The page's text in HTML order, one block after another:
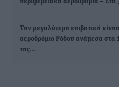
περιφερειακά αεροδρόμια – Στα
Την μεγαλύτερη επιβατική
αεροδρόμιο Ρόδου ανάμεσα στα
της…